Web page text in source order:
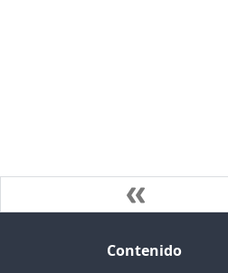
Contenido